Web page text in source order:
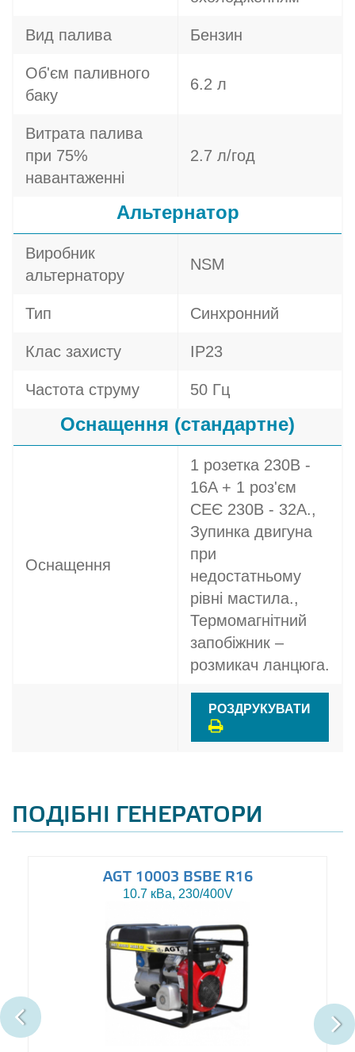
Вид палива Бензин
Об'єм паливного
баку
6.2 л
Витрата палива
при 75%
навантаженні
2.7 л/год
Альтернатор
Виробник
альтернатору
NSM
Тип Синхронний
Клас захисту IP23
Частота струму 50 Гц
Оснащення (стандартне)
Оснащення
1 розетка 230В -
16A + 1 роз'єм
СЕЄ 230В - 32A.,
Зупинка двигуна
при
недостатньому
рівні мастила.,
Термомагнітний
запобіжник –
розмикач ланцюга.
РОЗДРУКУВАТИ
ПОДІБНІ ГЕНЕРАТОРИ
AGT 10003 BSBE R16
10.7 кВа, 230/400V